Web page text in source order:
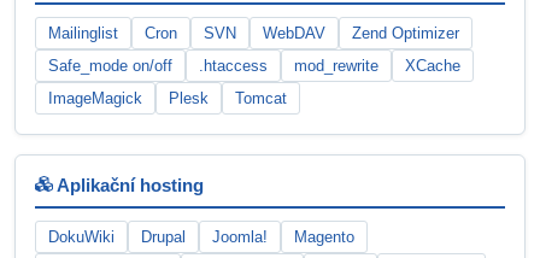
Mailinglist Cron SVN WebDAV
Zend Optimizer
Safe_mode on/off
.htaccess mod_rewrite
XCache
ImageMagick
Plesk Tomcat
Aplikační hosting
DokuWiki Drupal Joomla!
Magento